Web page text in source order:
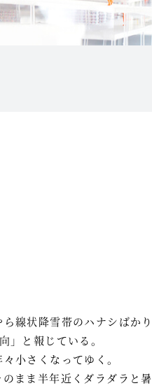
線状降雪帯のハナシばかり
」と報じている。
小さくなってゆく。
まま半年近くダラダラと暑